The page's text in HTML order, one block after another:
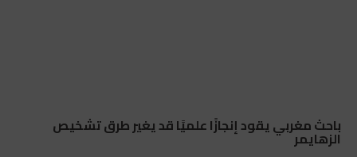
باحث مغربي يقود إنجازًا علميًا قد يغير طرق تشخيص
الزهايمر